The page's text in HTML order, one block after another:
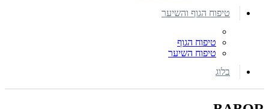
טיפוח הגוף והשיער
טיפוח הגוף
טיפוח השיער
בלוג